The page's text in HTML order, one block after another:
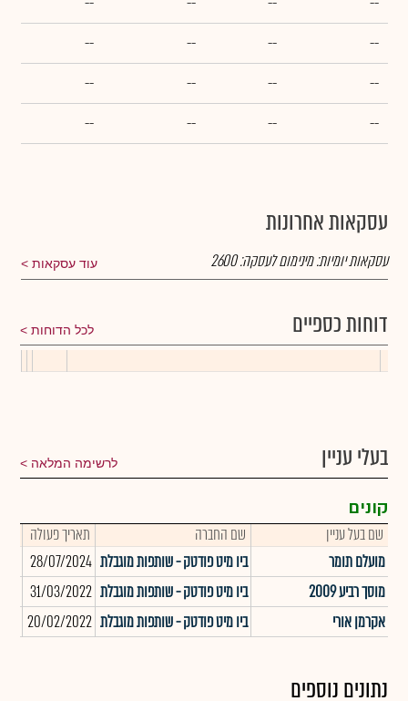
--
--
--
--
--
--
--
--
--
--
--
--
עסקאות אחרונות
עוד עסקאות עסקאות יומיות:מינימום לעסקה:2600
דוחות כספיים לכל הדוחות
בעלי עניין לרשימה המלאה
קונים
שם בעל עניין שם החברה תאריך פעולה
מועלם תומר
ביו מיט פודטק - שותפות מוגבלת 28/07/2024
מוסך רביע 2009
ביו מיט פודטק - שותפות מוגבלת 31/03/2022
אקרמן אורי
ביו מיט פודטק - שותפות מוגבלת 20/02/2022
נתונים נוספים